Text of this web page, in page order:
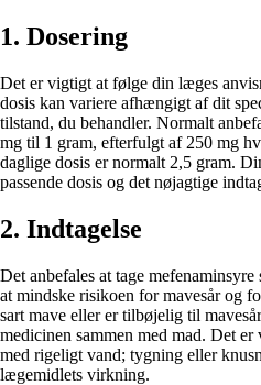
1. Dosering
Det er vigtigt at følge din læges
dosis kan variere afhængigt af dit
tilstand, du behandler. Normalt
mg til 1 gram, efterfulgt af 250 mg
daglige dosis er normalt 2,5 gram.
passende dosis og det nøjagtige
2. Indtagelse
Det anbefales at tage
at mindske risikoen for mavesår og
sart mave eller er tilbøjelig til
medicinen sammen med mad. Det
med rigeligt vand; tygning eller
lægemidlets virkning.